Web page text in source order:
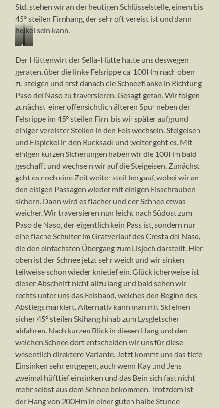
Std. stehen wir an der heutigen Schlüsselstelle, einem bis
45° steilen Firnhang, der sehr oft vereist ist und dann
heikel sein kann.
Auf
Lysgletscher…
…
des
Liskammes
Der Hüttenwirt der Sella-Hütte hatte uns deswegen
geraten, über die linke Felsrippe ca. 100Hm nach oben
zu steigen und erst danach die Schneeflanke in Richtung
Paso del Naso zu traversieren. Gesagt getan. Wir folgen
zunächst einer offensichtlich älteren Spur neben der
Felsrippe im 45° steilen Firn, bis wir später aufgrund
einiger vereister Stellen in den Fels wechseln. Steigeisen
und Eispickel in den Rucksack und weiter geht es. Mit
einigen kurzen Sicherungen haben wir die 100Hm bald
geschafft und wechseln wir auf die Steigeisen. Zunächst
geht es noch eine Zeit weiter steil bergauf, wobei wir an
den eisigen Passagen wieder mit einigen Eisschrauben
sichern. Dann wird es flacher und der Schnee etwas
weicher. Wir traversieren nun leicht nach Südost zum
Paso de Naso, der eigentlich kein Pass ist, sondern nur
eine flache Schulter im Gratverlauf des Cresta del Naso,
die den einfachsten Übergang zum Lisjoch darstellt. Hier
oben ist der Schnee jetzt sehr weich und wir sinken
teilweise schon wieder knietief ein. Glücklicherweise ist
dieser Abschnitt nicht allzu lang und bald sehen wir
rechts unter uns das Felsband, welches den Beginn des
Abstiegs markiert. Alternativ kann man mit Ski einen
sicher 45° steilen Skihang hinab zum Lysgletscher
abfahren. Nach kurzen Blick in diesen Hang und den
weichen Schnee dort entscheiden wir uns für diese
wesentlich direktere Variante. Jetzt kommt uns das tiefe
Einsinken sehr entgegen, auch wenn Kay und Jens
zweimal hüfttief einsinken und das Bein sich fast nicht
mehr selbst aus dem Schnee bekommen. Trotzdem ist
der Hang von 200Hm in einer guten halbe Stunde